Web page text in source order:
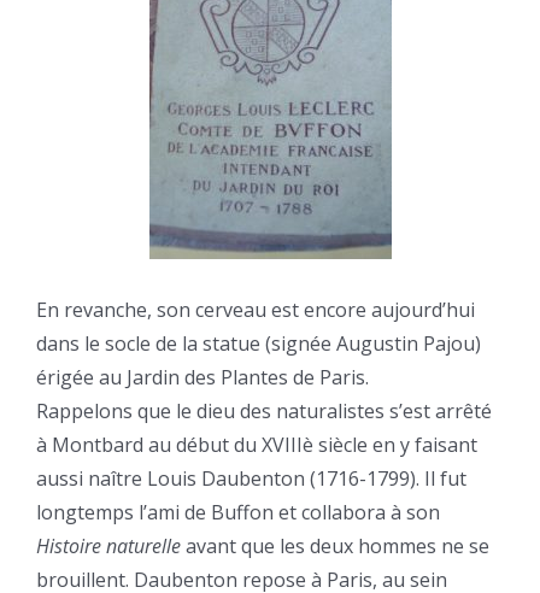
En revanche, son cerveau est encore aujourd’hui
dans le socle de la statue (signée Augustin Pajou)
érigée au Jardin des Plantes de Paris.
Rappelons que le dieu des naturalistes s’est arrêté
à Montbard au début du XVIIIè siècle en y faisant
aussi naître Louis Daubenton (1716-1799). Il fut
longtemps l’ami de Buffon et collabora à son
Histoire naturelleavant que les deux hommes ne se
brouillent. Daubenton repose à Paris, au sein